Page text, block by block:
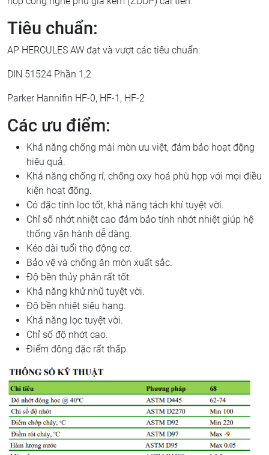
Tiêu chuẩn:
AP HERCULES AW đạt và vượt các tiêu chuẩn:
DIN 51524 Phần 1,2
Parker Hannifin HF-0, HF-1, HF-2
Các ưu điểm:
Khả năng chống mài mòn ưu việt, đảm bảo hoạt động
hiệu quả.
Khả năng chống rỉ, chống oxy hoá phù hợp với mọi điều
kiện hoạt động.
Có đặc tính lọc tốt, khả năng tách khí tuyệt vời.
Chỉ số nhớt nhiệt cao đảm bảo tính nhớt nhiệt giúp hệ
thống vận hành dễ dàng.
Kéo dài tuổi thọ động cơ.
Bảo vệ và chống ăn mòn xuất sắc.
Độ bền thủy phân rất tốt.
Khả năng khử nhũ tuyệt vời.
Độ bền nhiệt siêu hạng.
Khả năng lọc tuyệt vời.
Chỉ số độ nhớt cao.
Điểm đông đặc rất thấp.